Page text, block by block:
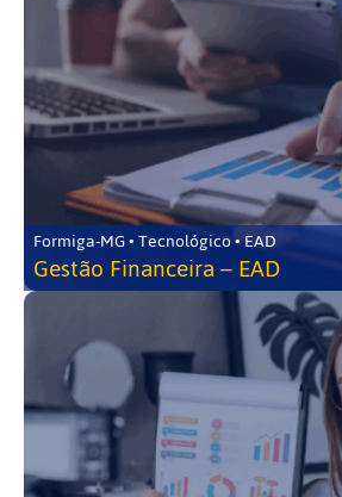
Formiga-MG • Tecnológico • EAD
Gestão Financeira – EAD